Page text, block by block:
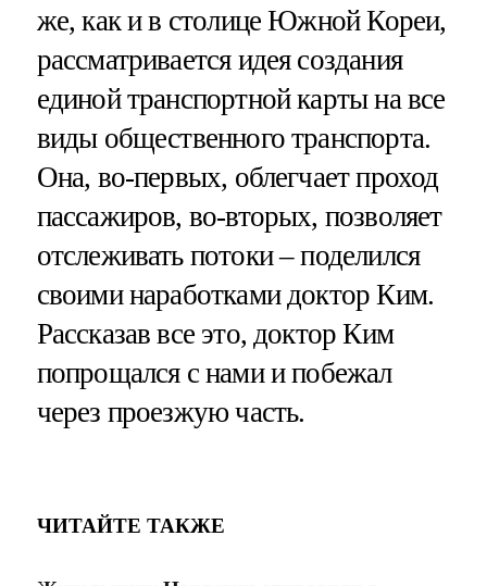
же, как и в столице Южной Кореи,
рассматривается идея создания
единой транспортной карты на все
виды общественного транспорта.
Она, во-первых, облегчает проход
пассажиров, во-вторых, позволяет
отслеживать потоки – поделился
своими наработками доктор Ким.
Рассказав все это, доктор Ким
попрощался с нами и побежал
через проезжую часть.
ЧИТАЙТЕ ТАКЖЕ